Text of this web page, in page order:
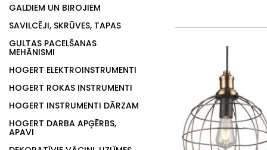
GALDIEM UN BIROJIEM
SAVILCĒJI, SKRŪVES, TAPAS
GULTAS PACELŠANAS
MEHĀNISMI
HOGERT ELEKTROINSTRUMENTI
HOGERT ROKAS INSTRUMENTI
HOGERT INSTRUMENTI DĀRZAM
HOGERT DARBA APĢĒRBS,
APAVI